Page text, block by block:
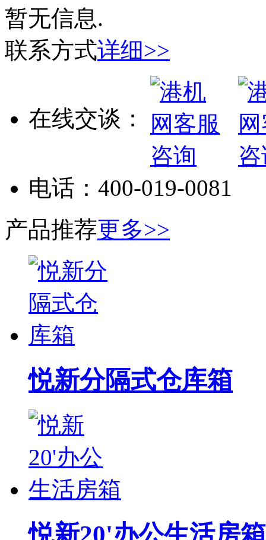
暂无信息.
联系方式详细>>
在线交谈：
电话： 400-019-0081
产品推荐更多>>
悦新分隔式仓库箱
悦新20'办公生活房箱